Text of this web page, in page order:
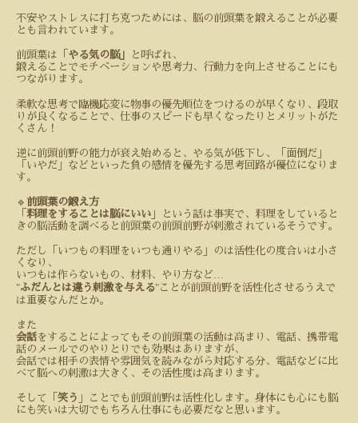
不安やストレスに打ち克つためには、脳の前頭葉を鍛えることが必要
とも言われています。
前頭葉は「 やる気の脳」
と呼ばれ、
鍛えることでモチベーションや思考力、行動力を向上させることにも
つながります。
柔軟な思考で臨機応変に物事の優先順位をつけるのが早くなり、段取
りが良くなることで、仕事のスピードも早くなったりとメリットがた
くさん！
逆に前頭前野の能力が衰え始めると、やる気が低下し、「面倒だ」
「いやだ」などといった負の感情を優先する思考回路が優位になりま
す。
🔹 前頭葉の鍛え方
「 料理をすることは脳にいい 」という話は事実で、料理をしていると
きの脳活動を調べると前頭葉の前頭前野が刺激されているそうです。
ただし「いつもの料理をいつも通りやる」のは活性化の度合いは小さ
くなり、
いつもは作らないもの、材料、やり方など …
"ふだんとは違う刺激を与える"ことが前頭前野を活性化させるうえで
は重要なんだとか。
また
会話をすることによってもその前頭葉の活動は高まり、電話、携帯電
話のメールでのやりとりでも効果はありますが、
会話では相手の表情や雰囲気を読みながら対応する分、電話などに比
べて脳への刺激は大きく、その活性度は高まります。
そして「 笑う
」ことでも前頭前野は活性化します。身体にも心にも脳
にも笑いは大切でもちろん仕事にも必要だなと思います。